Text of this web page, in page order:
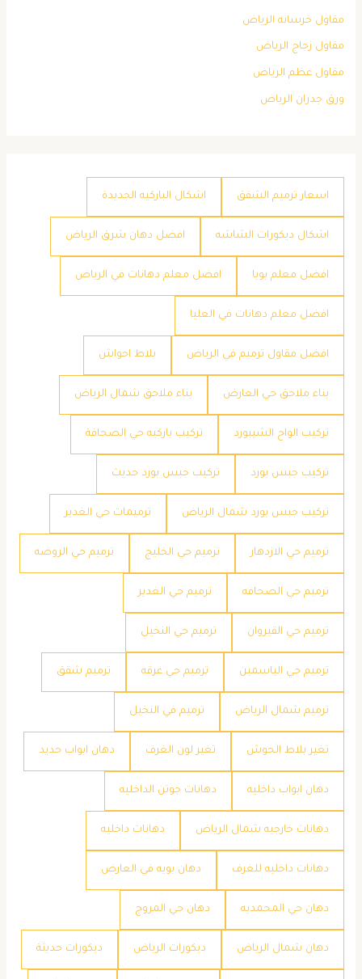
مقاول خرسانه الرياض
مقاول زجاج الرياض
مقاول عظم الرياض
ورق جدران الرياض
اسعار ترميم الشقق اشكال الباركيه الجديدة
اشكال ديكورات الشاشه افضل دهان شرق الرياض
افضل معلم بويا افضل معلم دهانات في الرياض
افضل معلم دهانات في العليا
افضل مقاول ترميم في الرياض بلاط احواش
بناء ملاحق حي العارض بناء ملاحق شمال الرياض
تركيب الواح الشيبورد تركيب باركيه حي الصحافة
تركيب جبس بورد تركيب جبس بورد حديث
تركيب جبس بورد شمال الرياض ترميمات حي الغدير
ترميم حي الازدهار ترميم حي الخليج ترميم حي الروضه
ترميم حي الصحافه ترميم حي الغدير
ترميم حي القيروان ترميم حي النخيل
ترميم حي الياسمين ترميم حي عرقه ترميم شقق
ترميم شمال الرياض ترميم في النخيل
تغير بلاط الحوش تغير لون الغرف دهان ابواب حديد
دهان ابواب داخليه دهانات جوتن الداخليه
دهانات خارجيه شمال الرياض دهانات داخليه
دهانات داخليه للغرف دهان بويه في العارض
دهان حي المحمديه دهان حي المروج
دهان شمال الرياض ديكورات الرياض ديكورات حديثة